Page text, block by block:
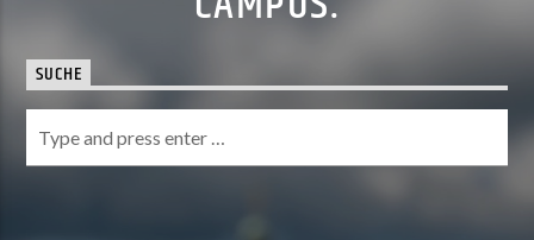
SUCHE